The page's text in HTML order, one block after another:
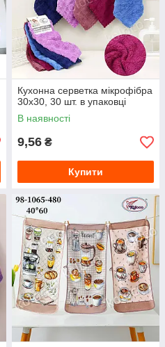
Кухонна серветка мікрофібра
30х30, 30 шт. в упаковці
В наявності
9,56 ₴
Купити